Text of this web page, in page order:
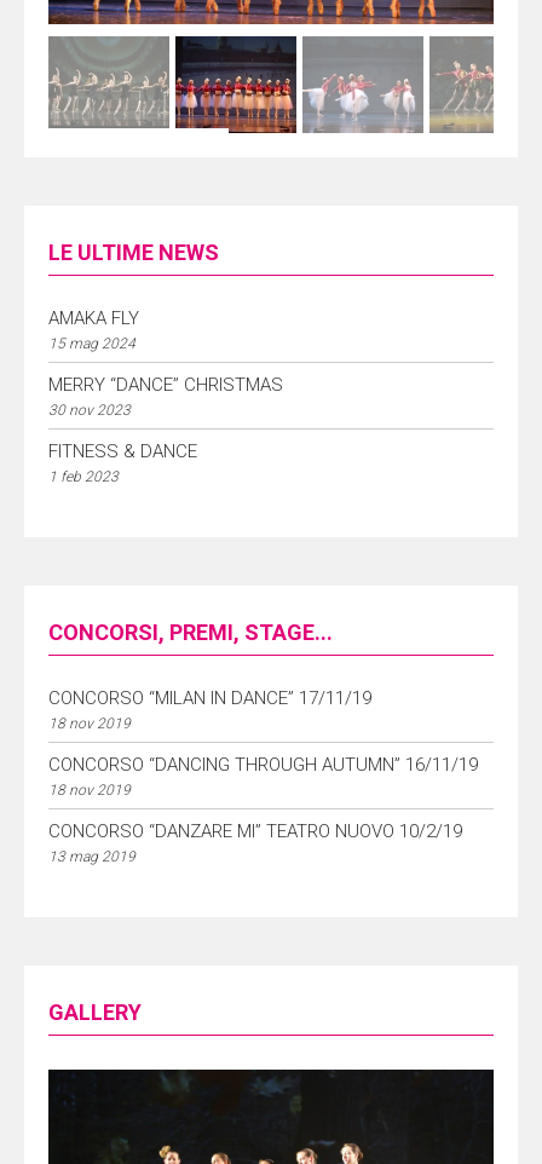
LE ULTIME NEWS
AMAKA FLY
15 mag 2024
MERRY “DANCE” CHRISTMAS
30 nov 2023
FITNESS & DANCE
1 feb 2023
CONCORSI, PREMI, STAGE...
CONCORSO “MILAN IN DANCE” 17/11/19
18 nov 2019
CONCORSO “DANCING THROUGH AUTUMN” 16/11/19
18 nov 2019
CONCORSO “DANZARE MI” TEATRO NUOVO 10/2/19
13 mag 2019
GALLERY